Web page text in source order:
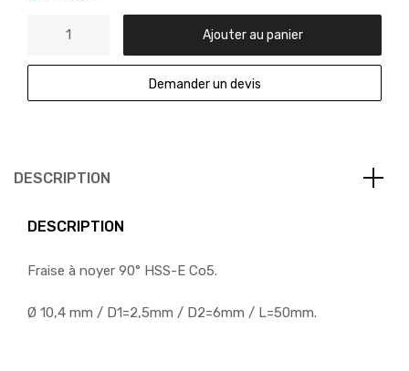
Ajouter au panier
Demander un devis
DESCRIPTION
DESCRIPTION
Fraise à noyer 90° HSS-E Co5.
Ø 10,4 mm / D1=2,5mm / D2=6mm / L=50mm.